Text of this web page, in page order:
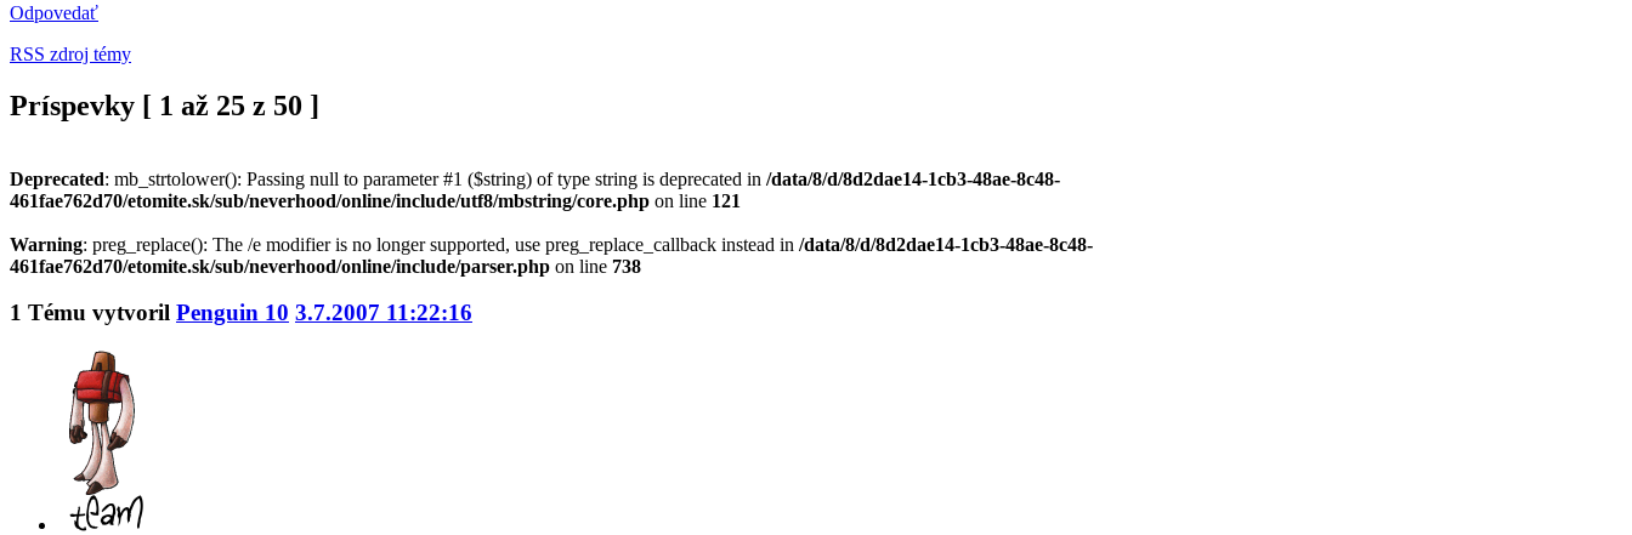
Odpovedať
RSS zdroj témy
Príspevky [ 1 až 25 z 50 ]
Deprecated: mb_strtolower(): Passing null to parameter #1 ($string) of type string is deprecated in /data/8/d/8d2dae14-1cb3-48ae-8c48-
461fae762d70/etomite.sk/sub/neverhood/online/include/utf8/mbstring/core.php on line 121
Warning: preg_replace(): The /e modifier is no longer supported, use preg_replace_callback instead in /data/8/d/8d2dae14-1cb3-48ae-8c48-
461fae762d70/etomite.sk/sub/neverhood/online/include/parser.php on line 738
1 Tému vytvoril Penguin 10 3.7.2007 11:22:16